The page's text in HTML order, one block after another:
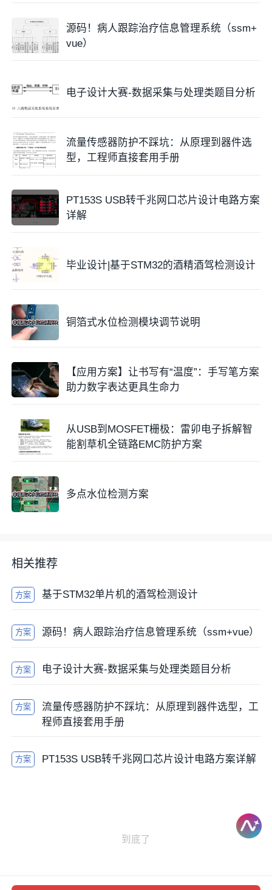
源码！病人跟踪治疗信息管理系统（ssm+
vue）
电子设计大赛-数据采集与处理类题目分析
流量传感器防护不踩坑：从原理到器件选
型，工程师直接套用手册
PT153S USB转千兆网口芯片设计电路方案
详解
毕业设计|基于STM32的酒精酒驾检测设计
铜箔式水位检测模块调节说明
【应用方案】让书写有“温度”：手写笔方案
助力数字表达更具生命力
从USB到MOSFET栅极：雷卯电子拆解智
能割草机全链路EMC防护方案
多点水位检测方案
相关推荐
方案 基于STM32单片机的酒驾检测设计
方案 源码！病人跟踪治疗信息管理系统（ssm+vue）
方案 电子设计大赛-数据采集与处理类题目分析
方案
流量传感器防护不踩坑：从原理到器件选型，工
程师直接套用手册
方案 PT153S USB转千兆网口芯片设计电路方案详解